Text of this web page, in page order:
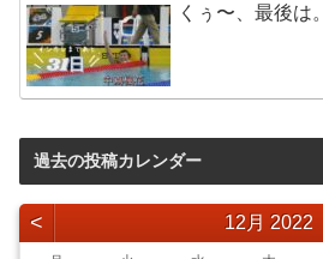
くぅ〜、最後は。
過去の投稿カレンダー
< 12月 2022